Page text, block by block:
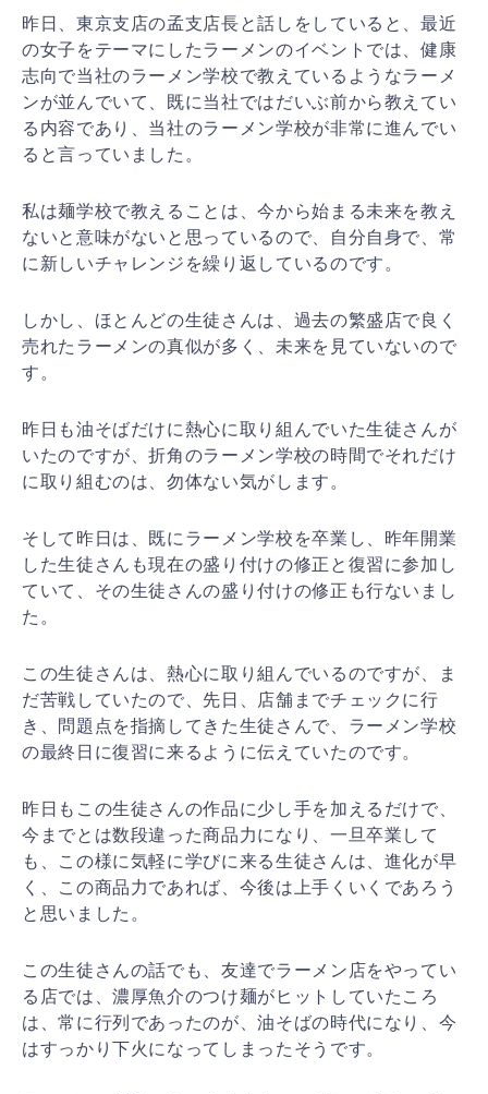
昨日、東京支店の孟支店長と話しをしていると、最近
の女子をテーマにしたラーメンのイベントでは、健康
志向で当社のラーメン学校で教えているようなラーメ
ンが並んでいて、既に当社ではだいぶ前から教えてい
る内容であり、当社のラーメン学校が非常に進んでい
ると言っていました。
私は麺学校で教えることは、今から始まる未来を教え
ないと意味がないと思っているので、自分自身で、常
に新しいチャレンジを繰り返しているのです。
しかし、ほとんどの生徒さんは、過去の繁盛店で良く
売れたラーメンの真似が多く、未来を見ていないので
す。
昨日も油そばだけに熱心に取り組んでいた生徒さんが
いたのですが、折角のラーメン学校の時間でそれだけ
に取り組むのは、勿体ない気がします。
そして昨日は、既にラーメン学校を卒業し、昨年開業
した生徒さんも現在の盛り付けの修正と復習に参加し
ていて、その生徒さんの盛り付けの修正も行ないまし
た。
この生徒さんは、熱心に取り組んでいるのですが、ま
だ苦戦していたので、先日、店舗までチェックに行
き、問題点を指摘してきた生徒さんで、ラーメン学校
の最終日に復習に来るように伝えていたのです。
昨日もこの生徒さんの作品に少し手を加えるだけで、
今までとは数段違った商品力になり、一旦卒業して
も、この様に気軽に学びに来る生徒さんは、進化が早
く、この商品力であれば、今後は上手くいくであろう
と思いました。
この生徒さんの話でも、友達でラーメン店をやってい
る店では、濃厚魚介のつけ麺がヒットしていたころ
は、常に行列であったのが、油そばの時代になり、今
はすっかり下火になってしまったそうです。